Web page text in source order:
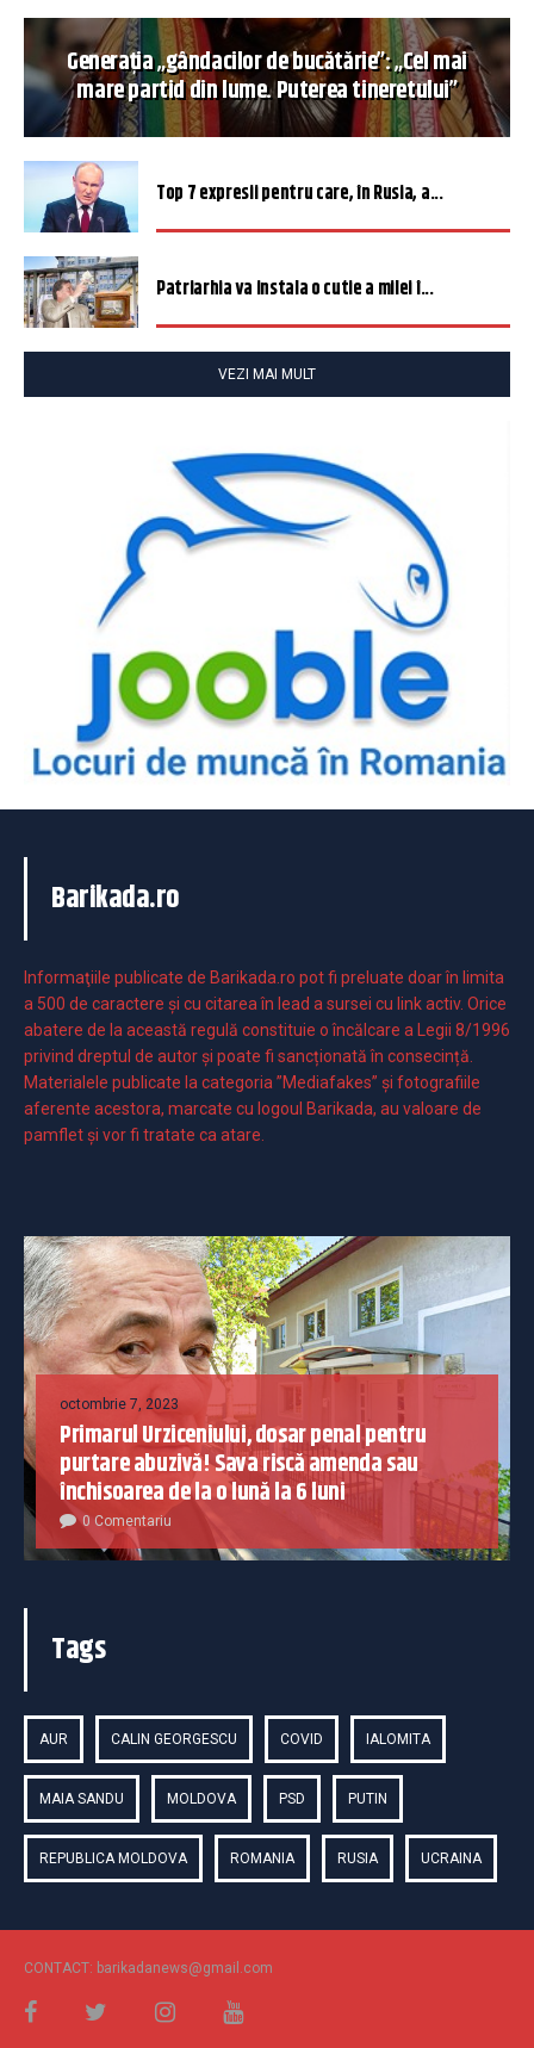
Generația „gândacilor de bucătărie”: „Cel mai
mare partid din lume. Puterea tineretului”
Top 7 expresii pentru care, în Rusia, a...
Patriarhia va instala o cutie a milei î...
VEZI MAI MULT
Barikada.ro
Informaţiile publicate de Barikada.ro pot fi preluate doar în limita
a 500 de caractere şi cu citarea în lead a sursei cu link activ. Orice
abatere de la această regulă constituie o încălcare a Legii 8/1996
privind dreptul de autor și poate fi sancționată în consecință.
Materialele publicate la categoria ”Mediafakes” și fotografiile
aferente acestora, marcate cu logoul Barikada, au valoare de
pamflet și vor fi tratate ca atare.
octombrie 7, 2023
Primarul Urziceniului, dosar penal pentru
purtare abuzivă! Sava riscă amenda sau
închisoarea de la o lună la 6 luni
0 Comentariu
Tags
AUR CALIN GEORGESCU COVID IALOMITA
MAIA SANDU MOLDOVA PSD PUTIN
REPUBLICA MOLDOVA ROMANIA RUSIA UCRAINA
CONTACT: barikadanews@gmail.com